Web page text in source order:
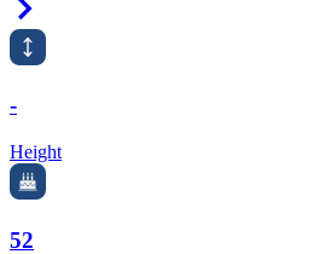
-
Height
52